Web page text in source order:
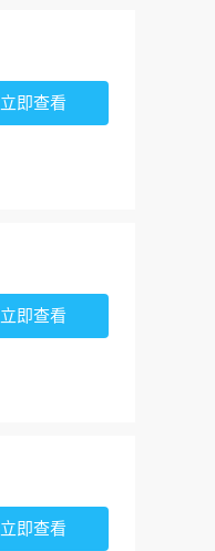
立即查看
立即查看
立即查看